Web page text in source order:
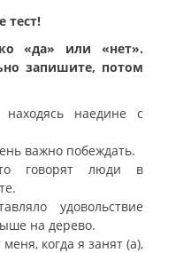
тест!
«да» или «нет».
запишите, потом
наедине с
важно побеждать.
говорят люди в
удовольствие
на дерево.
когда я занят (а),